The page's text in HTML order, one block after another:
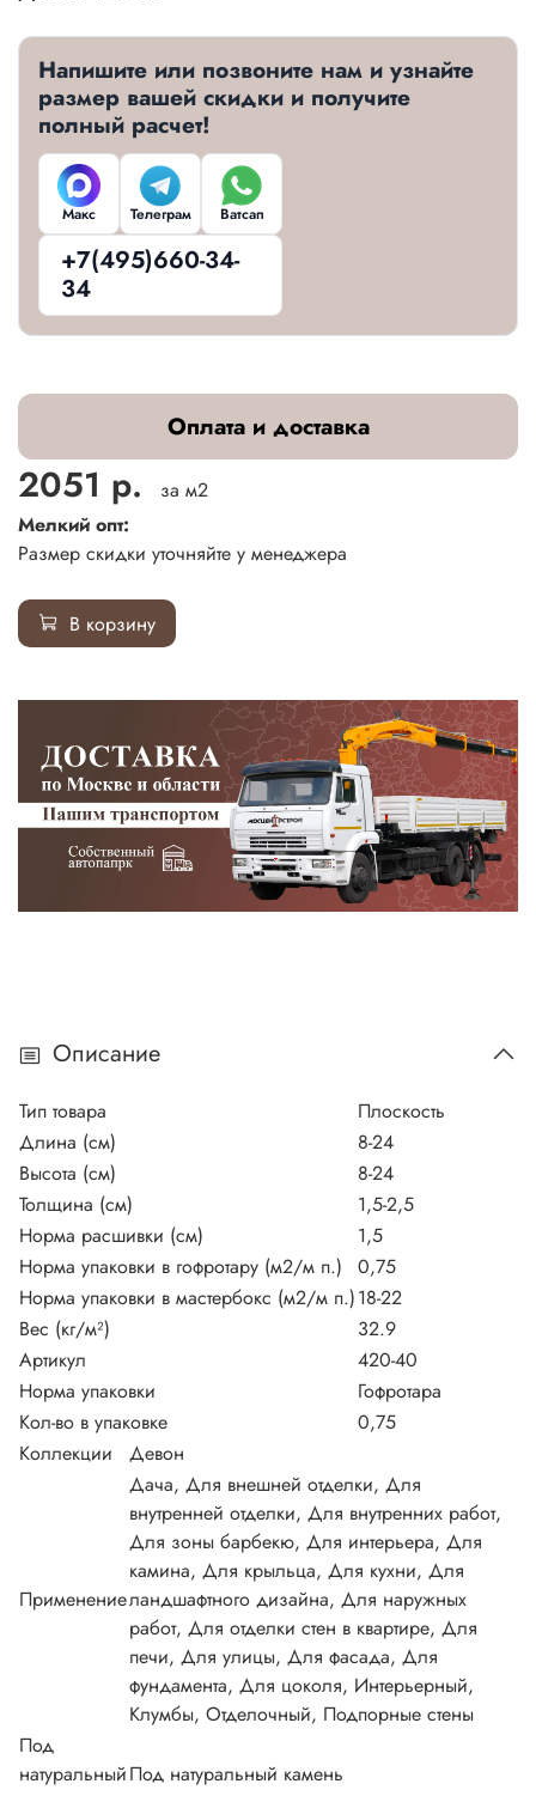
Напишите или позвоните нам и узнайте
размер вашей скидки и получите
полный расчет!
Макс Телеграм Ватсап
+7(495)660-34-
34
Оплата и доставка
2051 р.
за м2
Мелкий опт:
Размер скидки уточняйте у менеджера
В корзину
Описание
Тип товара
Плоскость
Длина (см)
8-24
Высота (см)
8-24
Толщина (см)
1,5-2,5
Норма расшивки (см)
1,5
Норма упаковки в гофротару (м2/м п.)
0,75
Норма упаковки в мастербокс (м2/м п.)18-22
Вес (кг/м²)
32.9
Артикул
420-40
Норма упаковки
Гофротара
Кол-во в упаковке
0,75
Коллекции
Девон
Применение
Дача, Для внешней отделки, Для
внутренней отделки, Для внутренних работ,
Для зоны барбекю, Для интерьера, Для
камина, Для крыльца, Для кухни, Для
ландшафтного дизайна, Для наружных
работ, Для отделки стен в квартире, Для
печи, Для улицы, Для фасада, Для
фундамента, Для цоколя, Интерьерный,
Клумбы, Отделочный, Подпорные стены
Под
натуральныйПод натуральный камень